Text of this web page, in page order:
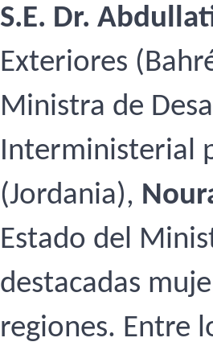
S.E. Dr.
Exteriores
Ministra de
Interministerial
(Jordania),
Estado del
destacadas
regiones. Entre